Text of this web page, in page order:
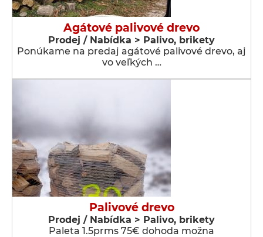
Agátové palivové drevo
Prodej / Nabídka > Palivo, brikety
Ponúkame na predaj agátové palivové drevo, aj
vo veľkých …
Palivové drevo
Prodej / Nabídka > Palivo, brikety
Paleta 1.5prms 75€ dohoda možna